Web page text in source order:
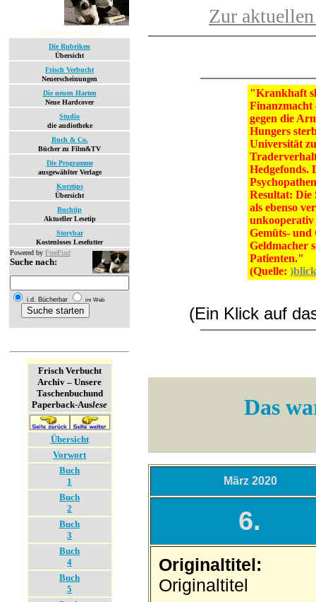
Aktuelles Lesefutter
Die Rubriken
Übersicht
Frisch Verbucht
Neuerscheinungen
Die neuen Harten
Neue Hardcover
Studio
die audiotheke
Buch & Co.
Bücher zu Film&TV
Die Programme
ausgewählter Verlage
Kurztips
Übersicht
Buchtip
Aktueller Lesetip
Storybar
Kostenloses Lesefutter
Powered by FreeFind
Suche nach:
i.d. Bücherbar im Web
Frisch Verbucht
Archiv – Unsere
Taschenbuch­und
Paperback-Auslese
Übersicht
Vorwort
Buch
1
Buch
2
Buch
3
Buch
4
Buch
5
Zur
"Krankhaft
Finanzmacht
gegen die
Hungers
Universität
Hedgefonds.
Resultat: Die
als ebenso
unkooperativ
Gemüts- und
Geldmacher
Patienten."
(Quelle:
(Ein Klick auf
Das
März 2020
6.
Originaltitel:
Originaltitel